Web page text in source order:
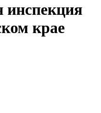
инспекция
крае